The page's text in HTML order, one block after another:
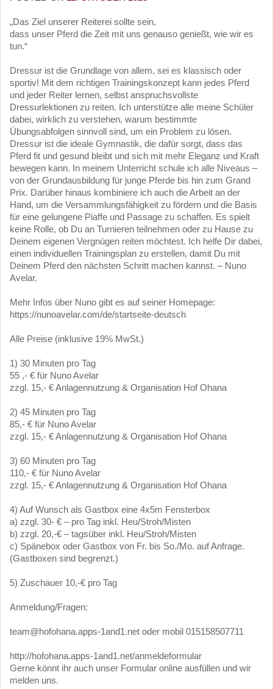
„Das Ziel unserer Reiterei sollte sein,
dass unser Pferd die Zeit mit uns genauso genießt, wie wir es
tun.“
Dressur ist die Grundlage von allem, sei es klassisch oder
sportiv! Mit dem richtigen Trainingskonzept kann jedes Pferd
und jeder Reiter lernen, selbst anspruchsvollste
Dressurlektionen zu reiten. Ich unterstütze alle meine Schüler
dabei, wirklich zu verstehen, warum bestimmte
Übungsabfolgen sinnvoll sind, um ein Problem zu lösen.
Dressur ist die ideale Gymnastik, die dafür sorgt, dass das
Pferd fit und gesund bleibt und sich mit mehr Eleganz und Kraft
bewegen kann. In meinem Unterricht schule ich alle Niveaus –
von der Grundausbildung für junge Pferde bis hin zum Grand
Prix. Darüber hinaus kombiniere ich auch die Arbeit an der
Hand, um die Versammlungsfähigkeit zu fördern und die Basis
für eine gelungene Piaffe und Passage zu schaffen. Es spielt
keine Rolle, ob Du an Turnieren teilnehmen oder zu Hause zu
Deinem eigenen Vergnügen reiten möchtest. Ich helfe Dir dabei,
einen individuellen Trainingsplan zu erstellen, damit Du mit
Deinem Pferd den nächsten Schritt machen kannst. – Nuno
Avelar.
Mehr Infos über Nuno gibt es auf seiner Homepage:
https://nunoavelar.com/de/startseite-deutsch
Alle Preise (inklusive 19% MwSt.)
1) 30 Minuten pro Tag
55 ,- € für Nuno Avelar
zzgl. 15,- € Anlagennutzung & Organisation Hof Ohana
2) 45 Minuten pro Tag
85,- € für Nuno Avelar
zzgl. 15,- € Anlagennutzung & Organisation Hof Ohana
3) 60 Minuten pro Tag
110,- € für Nuno Avelar
zzgl. 15,- € Anlagennutzung & Organisation Hof Ohana
4) Auf Wunsch als Gastbox eine 4x5m Fensterbox
a) zzgl. 30- € – pro Tag inkl. Heu/Stroh/Misten
b) zzgl. 20,-€ – tagsüber inkl. Heu/Stroh/Misten
c) Spänebox oder Gastbox von Fr. bis So./Mo. auf Anfrage.
(Gastboxen sind begrenzt.)
5) Zuschauer 10,-€ pro Tag
Anmeldung/Fragen:
team@hofohana.apps-1and1.net oder mobil 015158507711
http://hofohana.apps-1and1.net/anmeldeformular
Gerne könnt ihr auch unser Formular online ausfüllen und wir
melden uns.